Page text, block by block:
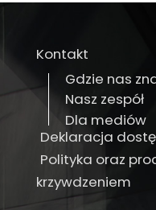
Kontakt
Gdzie nas
Nasz zespół
Dla mediów
Deklaracja
Polityka oraz
krzywdzeniem